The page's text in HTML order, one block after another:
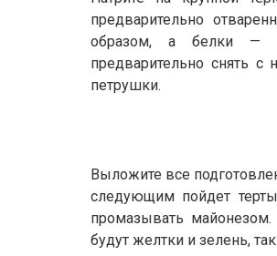
предварительно
образом, а белки —
предварительно снять
петрушки.
Выложите все
следующим пойдет
промазывать
будут желтки и зелень,